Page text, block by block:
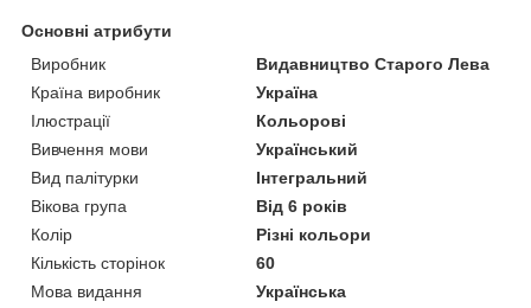
Основні атрибути
Виробник
Видавництво Старого Лева
Країна виробник
Україна
Ілюстрації
Кольорові
Вивчення мови
Український
Вид палітурки
Інтегральний
Вікова група
Від 6 років
Колір
Різні кольори
Кількість сторінок
60
Мова видання
Українська